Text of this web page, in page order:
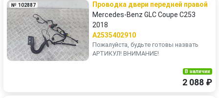
№ 102887
Проводка двери передней правой
Mercedes-Benz GLC Coupe C253
2018
A2535402910
Пожалуйста, будьте готовы назвать
АРТИКУЛ! ВНИМАНИЕ!
В наличии
2 088 ₽